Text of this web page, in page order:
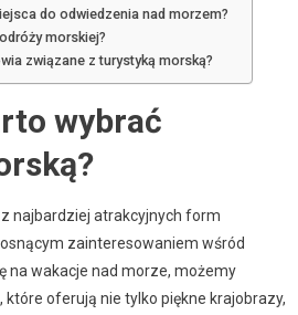
do odwiedzenia nad morzem?
morskiej?
związane z turystyką morską?
wybrać
najbardziej atrakcyjnych form
zainteresowaniem wśród
na wakacje nad morze, możemy
oferują nie tylko piękne krajobrazy,